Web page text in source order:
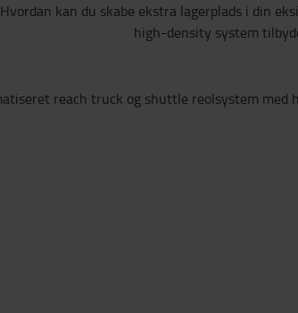
Hvordan kan du skabe ekstra lagerplads i din
high-density system